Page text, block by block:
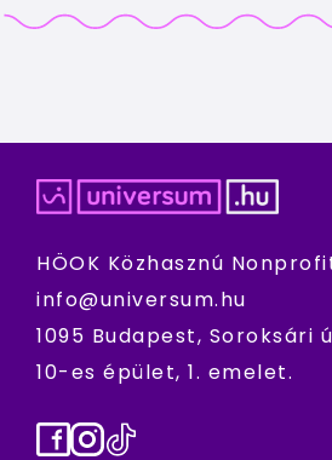
HÖOK Közhasznú
info@universum.hu
1095 Budapest, Soroksári
10-es épület, 1. emelet.
Facebook
Instagram
TikTok